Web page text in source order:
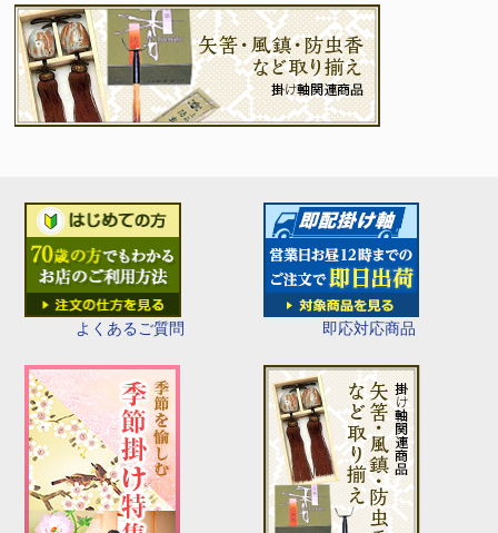
よくあるご質問 即応対応商品